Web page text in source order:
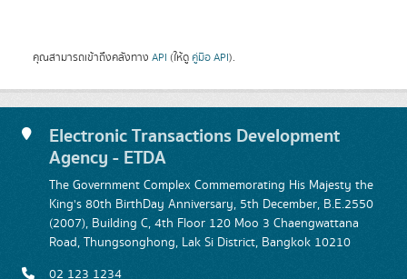
คุณสามารถเข้าถึงคลังทาง API (ให้ดู คู่มือ API).
Electronic Transactions Development
Agency - ETDA
The Government Complex Commemorating His Majesty the
King's 80th BirthDay Anniversary, 5th December, B.E.2550
(2007), Building C, 4th Floor 120 Moo 3 Chaengwattana
Road, Thungsonghong, Lak Si District, Bangkok 10210
02 123 1234